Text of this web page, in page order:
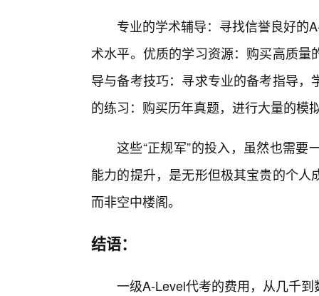
专业的学术辅导：寻找信誉良好的
术水平。优质的学习资源：购买高质
导与备考技巧：寻求专业的备考指导
的练习：购买历年真题，进行大量的模
这些“正规军”的投入，虽然也需
能力的提升，是无形但极其宝贵的个
而非空中楼阁。
结语：
一级A-Level代考的费用，从几千